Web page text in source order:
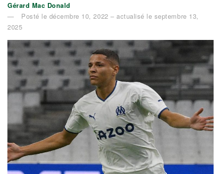
Gérard Mac Donald
Posté le décembre 10, 2022 – actualisé le septembre 13,
2025